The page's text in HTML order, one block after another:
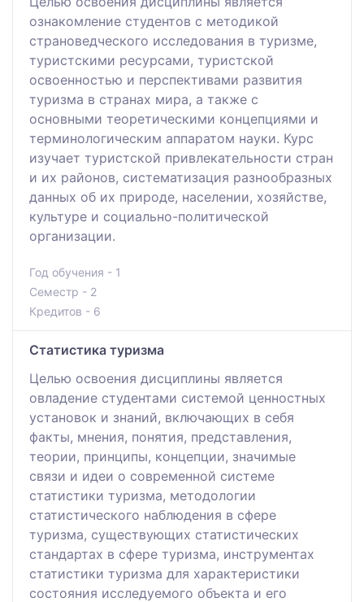
ознакомление студентов с методикой
страноведческого исследования в туризме,
туристскими ресурсами, туристской
освоенностью и перспективами развития
туризма в странах мира, а также с
основными теоретическими концепциями и
терминологическим аппаратом науки. Курс
изучает туристской привлекательности стран
и их районов, систематизация разнообразных
данных об их природе, населении, хозяйстве,
культуре и социально-политической
организации.
Год обучения - 1
Семестр - 2
Кредитов - 6
Статистика туризма
Целью освоения дисциплины является
овладение студентами системой ценностных
установок и знаний, включающих в себя
факты, мнения, понятия, представления,
теории, принципы, концепции, значимые
связи и идеи о современной системе
статистики туризма, методологии
статистического наблюдения в сфере
туризма, существующих статистических
стандартах в сфере туризма, инструментах
статистики туризма для характеристики
состояния исследуемого объекта и его